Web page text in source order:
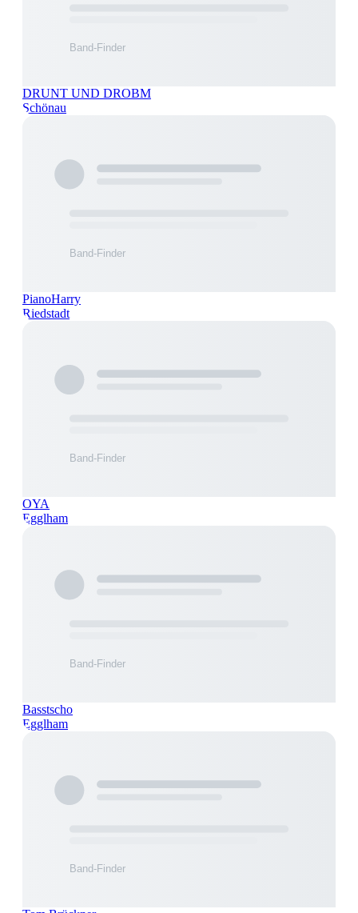
DRUNT UND DROBM
Schönau
PianoHarry
Riedstadt
OYA
Egglham
Basstscho
Egglham